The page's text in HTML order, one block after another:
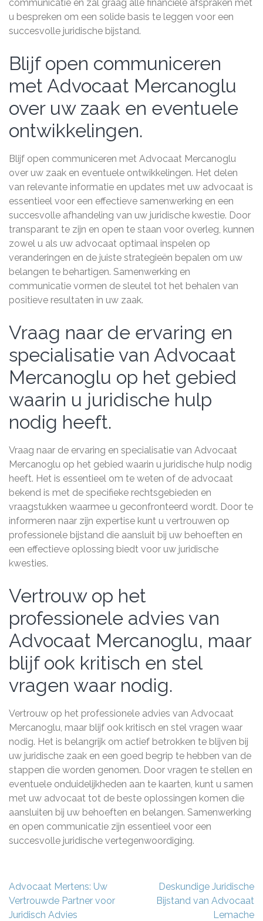
communicatie en zal graag alle financiële afspraken met
u bespreken om een solide basis te leggen voor een
succesvolle juridische bijstand.
Blijf open communiceren
met Advocaat Mercanoglu
over uw zaak en eventuele
ontwikkelingen.
Blijf open communiceren met Advocaat Mercanoglu
over uw zaak en eventuele ontwikkelingen. Het delen
van relevante informatie en updates met uw advocaat is
essentieel voor een effectieve samenwerking en een
succesvolle afhandeling van uw juridische kwestie. Door
transparant te zijn en open te staan voor overleg, kunnen
zowel u als uw advocaat optimaal inspelen op
veranderingen en de juiste strategieën bepalen om uw
belangen te behartigen. Samenwerking en
communicatie vormen de sleutel tot het behalen van
positieve resultaten in uw zaak.
Vraag naar de ervaring en
specialisatie van Advocaat
Mercanoglu op het gebied
waarin u juridische hulp
nodig heeft.
Vraag naar de ervaring en specialisatie van Advocaat
Mercanoglu op het gebied waarin u juridische hulp nodig
heeft. Het is essentieel om te weten of de advocaat
bekend is met de specifieke rechtsgebieden en
vraagstukken waarmee u geconfronteerd wordt. Door te
informeren naar zijn expertise kunt u vertrouwen op
professionele bijstand die aansluit bij uw behoeften en
een effectieve oplossing biedt voor uw juridische
kwesties.
Vertrouw op het
professionele advies van
Advocaat Mercanoglu, maar
blijf ook kritisch en stel
vragen waar nodig.
Vertrouw op het professionele advies van Advocaat
Mercanoglu, maar blijf ook kritisch en stel vragen waar
nodig. Het is belangrijk om actief betrokken te blijven bij
uw juridische zaak en een goed begrip te hebben van de
stappen die worden genomen. Door vragen te stellen en
eventuele onduidelijkheden aan te kaarten, kunt u samen
met uw advocaat tot de beste oplossingen komen die
aansluiten bij uw behoeften en belangen. Samenwerking
en open communicatie zijn essentieel voor een
succesvolle juridische vertegenwoordiging.
Berichtnavigatie
Advocaat Mertens: Uw
Vertrouwde Partner voor
Juridisch Advies
Deskundige Juridische
Bijstand van Advocaat
Lemache